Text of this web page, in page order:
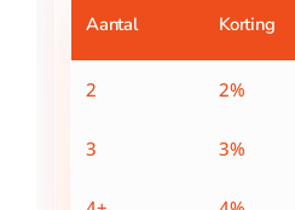
Aantal Korting
2 2%
3 3%